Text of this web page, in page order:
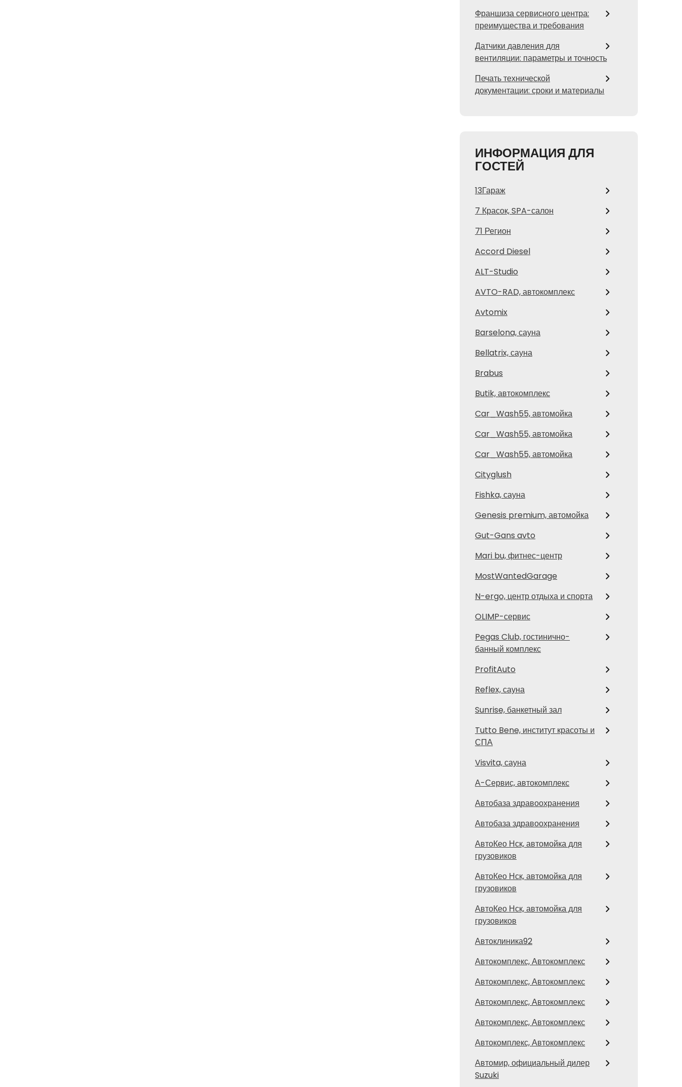
Франшиза сервисного центра:
преимущества и требования
Датчики давления для
вентиляции: параметры и точность
Печать технической
документации: сроки и материалы
ИНФОРМАЦИЯ ДЛЯ
ГОСТЕЙ
13Гараж
7 Красок, SPA-салон
71 Регион
Accord Diesel
ALT-Studio
AVTO-RAD, автокомплекс
Avtomix
Barselona, сауна
Bellatrix, сауна
Brabus
Butik, автокомплекс
Car_Wash55, автомойка
Car_Wash55, автомойка
Car_Wash55, автомойка
Cityglush
Fishka, сауна
Genesis premium, автомойка
Gut-Gans avto
Mari bu, фитнес-центр
MostWantedGarage
N-ergo, центр отдыха и спорта
OLIMP-сервис
Pegas Club, гостинично-
банный комплекс
ProfitAuto
Reflex, сауна
Sunrise, банкетный зал
Tutto Bene, институт красоты и
СПА
Visvita, сауна
А-Сервис, автокомплекс
Автобаза здравоохранения
Автобаза здравоохранения
АвтоКео Нск, автомойка для
грузовиков
АвтоКео Нск, автомойка для
грузовиков
АвтоКео Нск, автомойка для
грузовиков
Автоклиника92
Автокомплекс, Автокомплекс
Автокомплекс, Автокомплекс
Автокомплекс, Автокомплекс
Автокомплекс, Автокомплекс
Автокомплекс, Автокомплекс
Автомир, официальный дилер
Suzuki